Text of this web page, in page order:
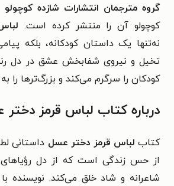
گروه مترجمان انتشارات شازده کوچولو
کوچولو آن را منتشر کرده است.
نه‌تنها یک داستان کودکانه، بلکه
تخیل و نیروی شفابخش عشق در دل
کودکان را سرگرم می‌کند و بزرگ‌ترها را
درباره کتاب لباس قرمز
کتاب لباس قرمز دختر عسل داستانی
از حس زندگی است که از دل
شاعرانه و شاد خلق می‌کند. نویسنده با